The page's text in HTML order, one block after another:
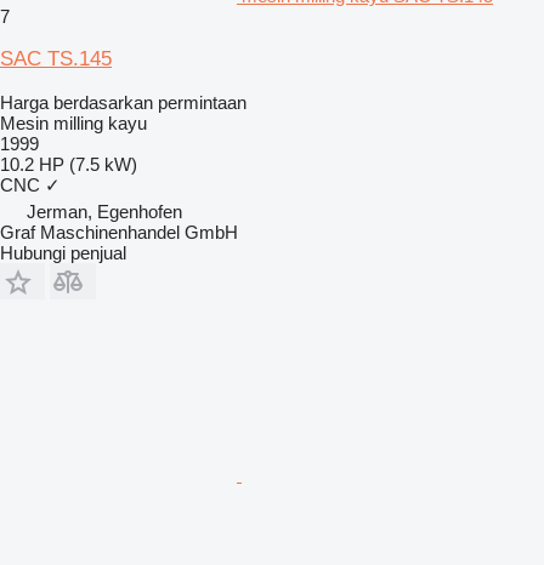
7
SAC TS.145
Harga berdasarkan permintaan
Mesin milling kayu
1999
10.2 HP (7.5 kW)
CNC ✓
Jerman, Egenhofen
Graf Maschinenhandel GmbH
Hubungi penjual